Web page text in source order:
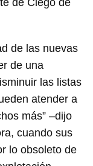
de Ciego de
de las nuevas
de una
las listas
atender a
más” –dijo
cuando sus
lo obsoleto de